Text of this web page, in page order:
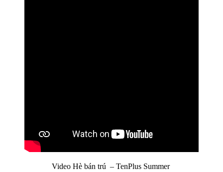
Video Hè bán trú – TenPlus Summer